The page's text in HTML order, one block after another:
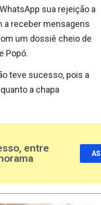
sua rejeição a
a receber mensagens
um dossiê cheio de
Popó.
teve sucesso, pois a
a chapa
entre